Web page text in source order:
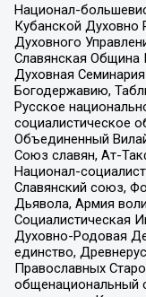
Национал-
Кубанской
Духовного
Славянская
Духовная
Богодержавию,
Русское
социалистическое
Объединенный
Союз славян, Ат-
Национал-
Славянский союз,
Дьявола, Армия
Социалистическая
Духовно-Родовая
единство,
Православных
общенациональный